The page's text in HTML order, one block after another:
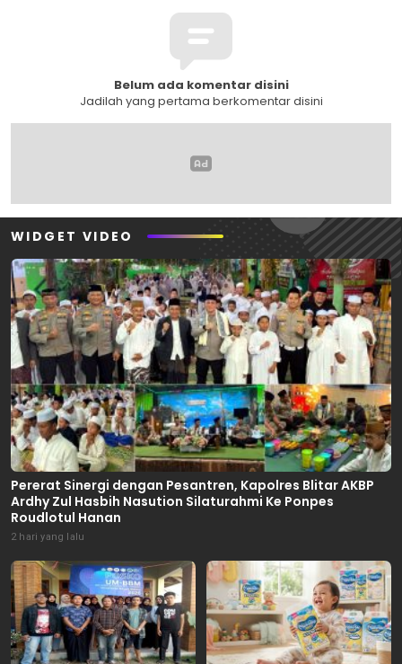
Belum ada komentar disini
Jadilah yang pertama berkomentar disini
WIDGET VIDEO
Pererat Sinergi dengan Pesantren, Kapolres Blitar AKBP
Ardhy Zul Hasbih Nasution Silaturahmi Ke Ponpes
Roudlotul Hanan
2 hari yang lalu